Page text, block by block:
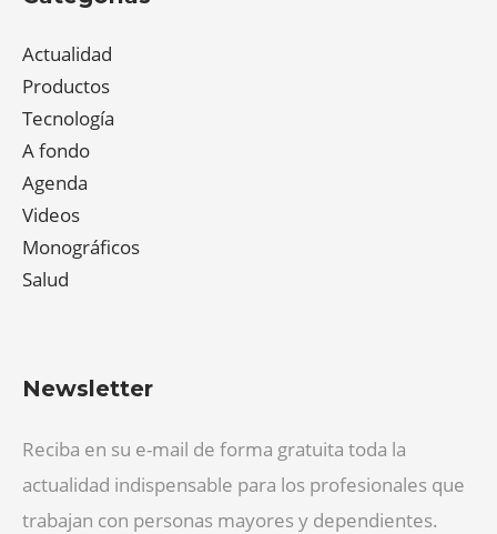
Actualidad
Productos
Tecnología
A fondo
Agenda
Videos
Monográficos
Salud
Newsletter
Reciba en su e-mail de forma gratuita toda la
actualidad indispensable para los profesionales que
trabajan con personas mayores y dependientes.